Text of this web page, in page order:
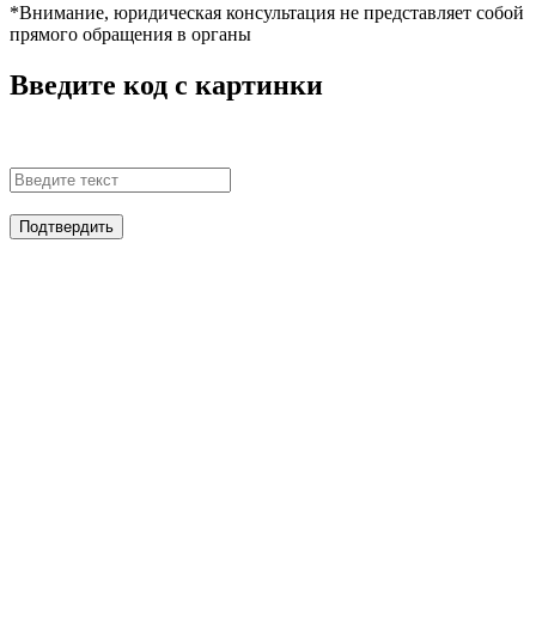
*Внимание, юридическая консультация не представляет собой
прямого обращения в органы
Введите код с картинки
Подтвердить